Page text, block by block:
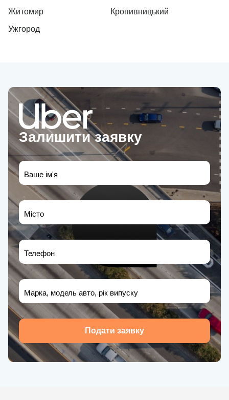
Житомир
Кропивницький
Ужгород
Залишити заявку
Ваше ім'я
Місто
Телефон
Марка, модель авто, рік випуску
Подати заявку